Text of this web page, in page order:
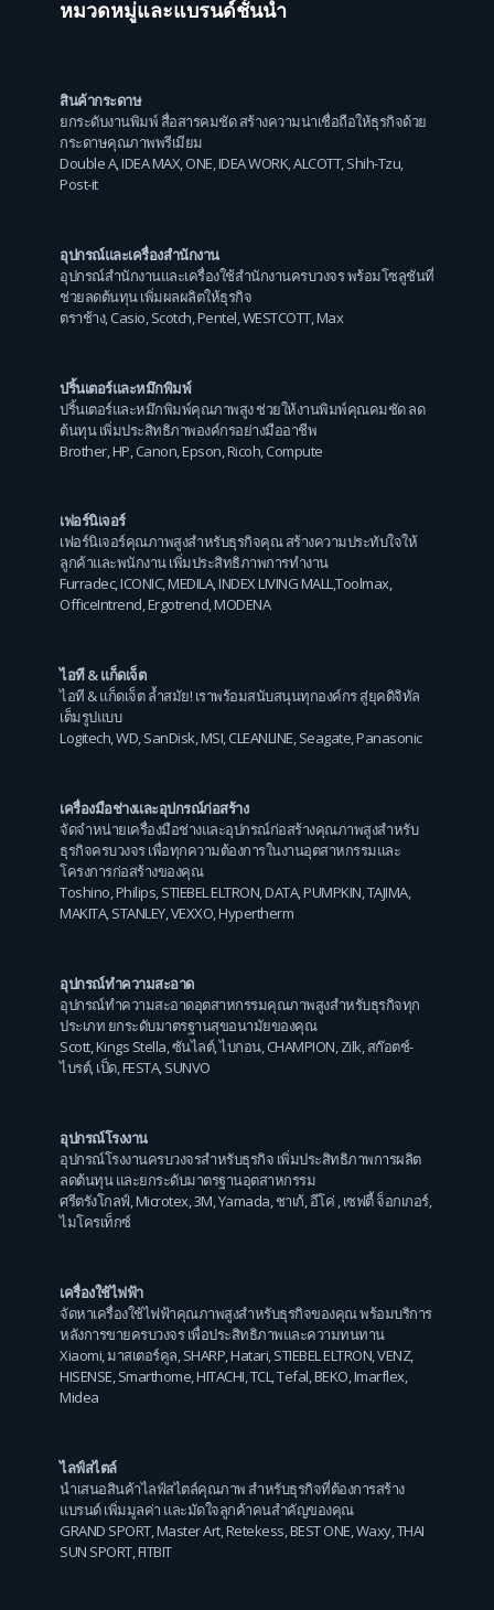
หมวดหมู่และแบรนด์ชั้นนำ
สินค้ากระดาษ
ยกระดับงานพิมพ์ สื่อสารคมชัด สร้างความน่าเชื่อถือให้ธุรกิจด้วย
กระดาษคุณภาพพรีเมียม
Double A,IDEA MAX,ONE,IDEA WORK,ALCOTT,Shih-Tzu,
Post-it
อุปกรณ์และเครื่องสำนักงาน
อุปกรณ์สำนักงานและเครื่องใช้สำนักงานครบวงจร พร้อมโซลูชันที่
ช่วยลดต้นทุน เพิ่มผลผลิตให้ธุรกิจ
ตราช้าง,Casio,Scotch,Pentel,WESTCOTT,Max
ปริ้นเตอร์และหมึกพิมพ์
ปริ้นเตอร์และหมึกพิมพ์คุณภาพสูง ช่วยให้งานพิมพ์คุณคมชัด ลด
ต้นทุน เพิ่มประสิทธิภาพองค์กรอย่างมืออาชีพ
Brother, HP Canon Epson Ricoh Compute
เฟอร์นิเจอร์
เฟอร์นิเจอร์คุณภาพสูงสำหรับธุรกิจคุณ สร้างความประทับใจให้
ลูกค้าและพนักงาน เพิ่มประสิทธิภาพการทำงาน
Furradec,ICONIC,MEDILA,INDEX LIVING MALL,Toolmax,
OfficeIntrend,Ergotrend,MODENA
ไอที & แก็ดเจ็ต
ไอที & แก็ดเจ็ต ล้ำสมัย! เราพร้อมสนับสนุนทุกองค์กร สู่ยุคดิจิทัล
เต็มรูปแบบ
Logitech,WD,SanDisk,MSI,CLEANLINE,Seagate,Panasonic
เครื่องมือช่างและอุปกรณ์ก่อสร้าง
จัดจำหน่ายเครื่องมือช่างและอุปกรณ์ก่อสร้างคุณภาพสูงสำหรับ
ธุรกิจครบวงจร เพื่อทุกความต้องการในงานอุตสาหกรรมและ
โครงการก่อสร้างของคุณ
Toshino,Philips,STIEBEL ELTRON,DATA,PUMPKIN,TAJIMA,
MAKITA,STANLEY,VEXXO,Hypertherm
อุปกรณ์ทำความสะอาด
อุปกรณ์ทำความสะอาดอุตสาหกรรมคุณภาพสูงสำหรับธุรกิจทุก
ประเภท ยกระดับมาตรฐานสุขอนามัยของคุณ
Scott,Kings Stella,ซันไลต์,ไบกอน,CHAMPION,Zilk,สก๊อตช์-
ไบรต์,เป็ด,FESTA,SUNVO
อุปกรณ์โรงงาน
อุปกรณ์โรงงานครบวงจรสำหรับธุรกิจ เพิ่มประสิทธิภาพการผลิต
ลดต้นทุน และยกระดับมาตรฐานอุตสาหกรรม
ศรีตรังโกลฟ์,Microtex,3M,Yamada,ชาเก้,อีโค่ ,เซฟตี้ จ็อกเกอร์,
ไมโครเท็กซ์
เครื่องใช้ไฟฟ้า
จัดหาเครื่องใช้ไฟฟ้าคุณภาพสูงสำหรับธุรกิจของคุณ พร้อมบริการ
หลังการขายครบวงจร เพื่อประสิทธิภาพและความทนทาน
Xiaomi,มาสเตอร์คูล,SHARP,Hatari,STIEBEL ELTRON,VENZ,
HISENSE,Smarthome,HITACHI,TCL,Tefal,BEKO,Imarflex,
Midea
ไลฟ์สไตล์
นำเสนอสินค้าไลฟ์สไตล์คุณภาพ สำหรับธุรกิจที่ต้องการสร้าง
แบรนด์ เพิ่มมูลค่า และมัดใจลูกค้าคนสำคัญของคุณ
GRAND SPORT,Master Art,Retekess,BEST ONE,Waxy,THAI
SUN SPORT,FITBIT